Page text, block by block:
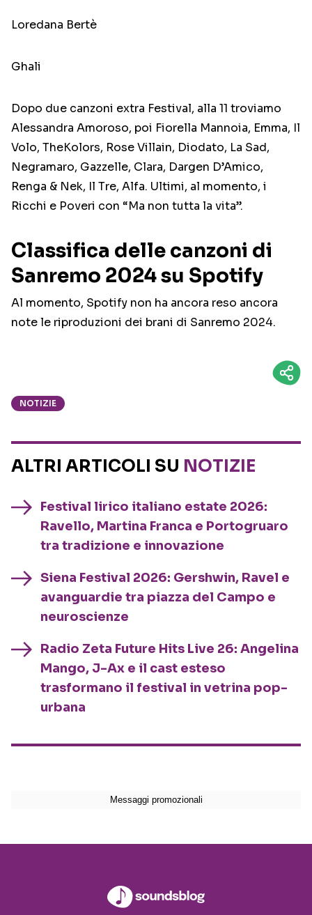
Loredana Bertè
Ghali
Dopo due canzoni extra Festival, alla 11 troviamo
Alessandra Amoroso, poi Fiorella Mannoia, Emma, Il
Volo, TheKolors, Rose Villain, Diodato, La Sad,
Negramaro, Gazzelle, Clara, Dargen D’Amico,
Renga & Nek, Il Tre, Alfa. Ultimi, al momento, i
Ricchi e Poveri con “Ma non tutta la vita”.
Classifica delle canzoni di
Sanremo 2024 su Spotify
Al momento, Spotify non ha ancora reso ancora
note le riproduzioni dei brani di Sanremo 2024.
NOTIZIE
ALTRI ARTICOLI SU NOTIZIE
Festival lirico italiano estate 2026:
Ravello, Martina Franca e Portogruaro
tra tradizione e innovazione
Siena Festival 2026: Gershwin, Ravel e
avanguardie tra piazza del Campo e
neuroscienze
Radio Zeta Future Hits Live 26: Angelina
Mango, J-Ax e il cast esteso
trasformano il festival in vetrina pop-
urbana